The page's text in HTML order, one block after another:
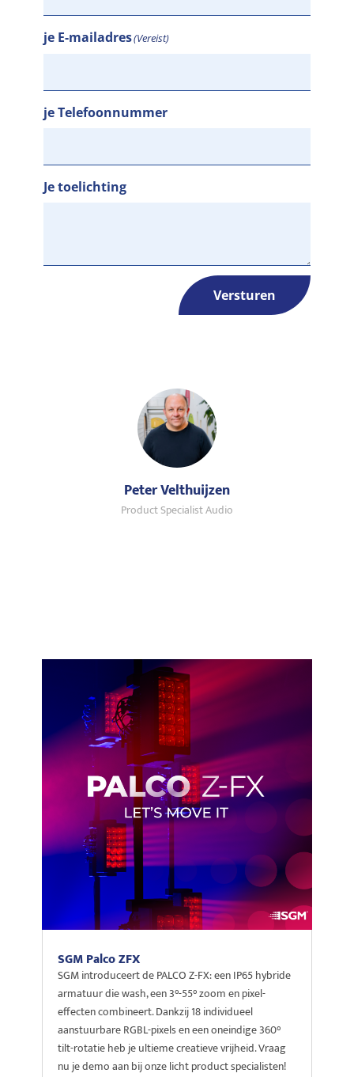
je E-mailadres(Vereist)
je Telefoonnummer
Je toelichting
Versturen
Peter Velthuijzen
Product Specialist Audio
SGM Palco ZFX
SGM introduceert de PALCO Z-FX: een IP65 hybride
armatuur die wash, een 3°-55° zoom en pixel-
effecten combineert. Dankzij 18 individueel
aanstuurbare RGBL-pixels en een oneindige 360°
tilt-rotatie heb je ultieme creatieve vrijheid. Vraag
nu je demo aan bij onze licht product specialisten!